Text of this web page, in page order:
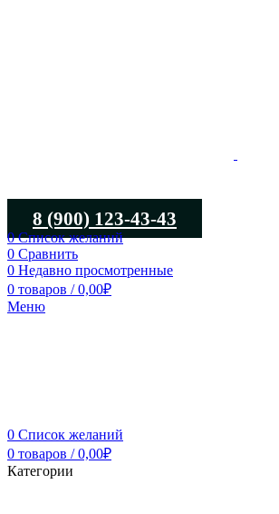
8 (900) 123-43-43
0Список желаний
0 Сравнить
0 Недавно просмотренные
0 товаров / 0,00₽
Меню
0 Список желаний
0 товаров / 0,00₽
Категории